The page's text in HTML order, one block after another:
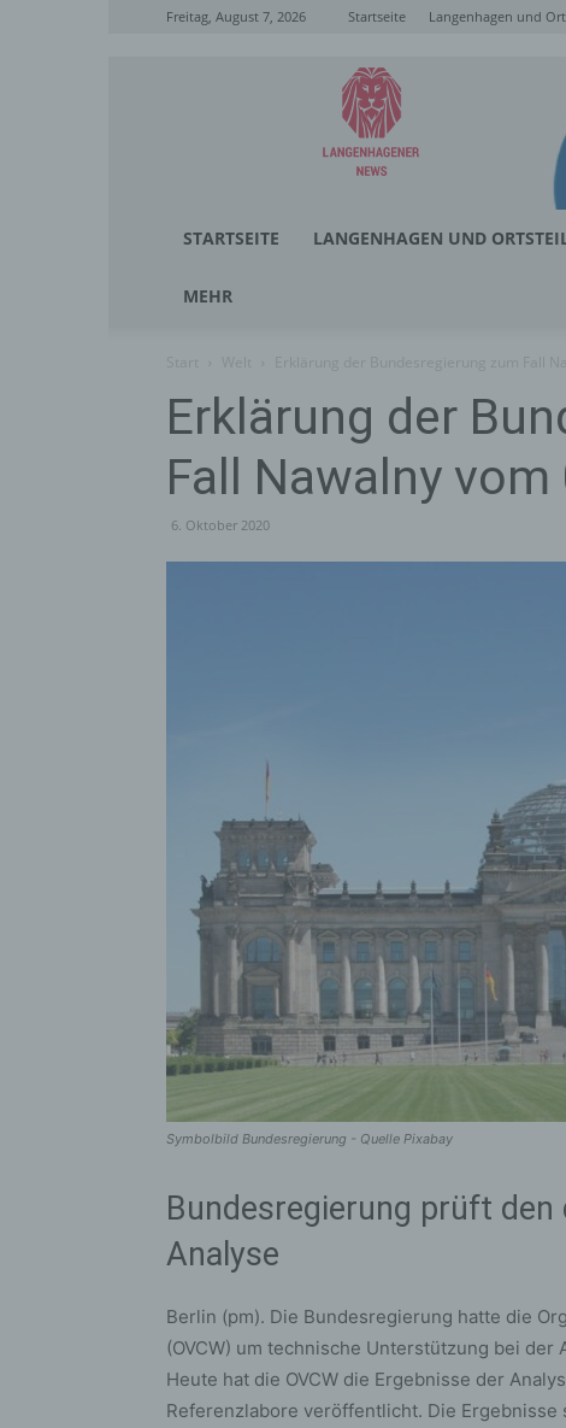
Freitag, August 7, 2026 Startseite Langenhagen und
Langenhagener
News
STARTSEITE LANGENHAGEN UND
MEHR
Erklärung der
Fall Nawalny
6. Oktober 2020
Symbolbild Bundesregierung - Quelle Pixabay
Bundesregierung prüft
Analyse
Berlin (pm). Die Bundesregierung hatte die
(OVCW) um technische Unterstützung bei
Heute hat die OVCW die Ergebnisse der
Referenzlabore veröffentlicht. Die